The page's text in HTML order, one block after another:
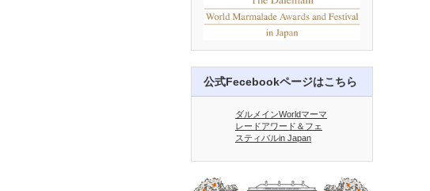
公式Fecebookページはこちら
ダルメインWorldマーマ
レードアワード＆フェ
スティバルin Japan